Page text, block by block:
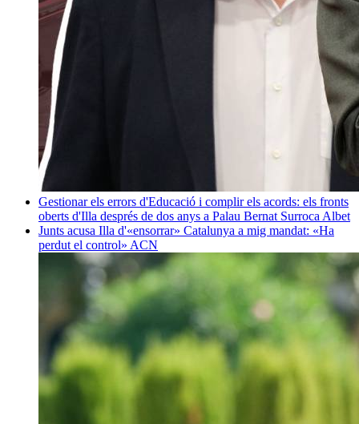
Gestionar els errors d'Educació i complir els acords: els fronts
oberts d'Illa després de dos anys a Palau Bernat Surroca Albet
Junts acusa Illa d'«ensorrar» Catalunya a mig mandat: «Ha
perdut el control» ACN